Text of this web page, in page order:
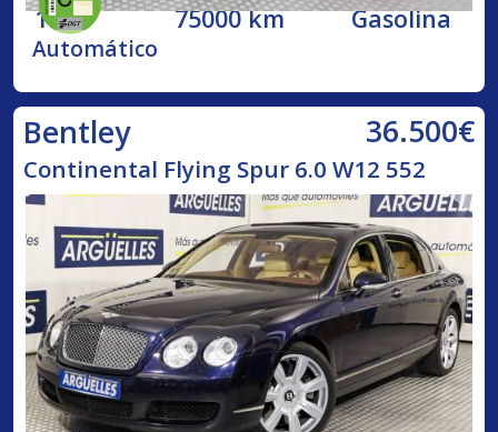
1998 75000 km Gasolina
Automático
Bentley 36.500€
Continental Flying Spur 6.0 W12 552